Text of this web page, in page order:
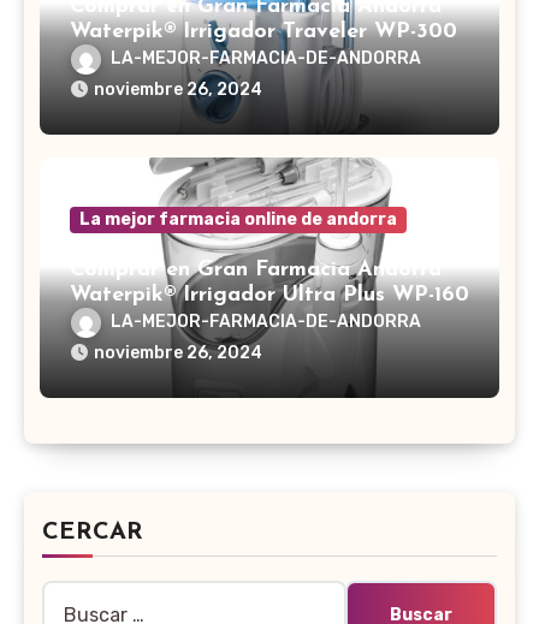
Comprar en Gran Farmacia Andorra
Waterpik® Irrigador Traveler WP-300
LA-MEJOR-FARMACIA-DE-ANDORRA
noviembre 26, 2024
La mejor farmacia online de andorra
Comprar en Gran Farmacia Andorra
Waterpik® Irrigador Ultra Plus WP-160
LA-MEJOR-FARMACIA-DE-ANDORRA
noviembre 26, 2024
CERCAR